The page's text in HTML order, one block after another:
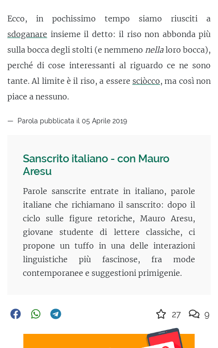
Ecco, in pochissimo tempo siamo riusciti a
sdoganare insieme il detto: il riso non abbonda più
sulla bocca degli stolti (e nemmeno nellaloro bocca),
perché di cose interessanti al riguardo ce ne sono
tante. Al limite è il riso, a essere sciòcco, ma così non
piace a nessuno.
Parola pubblicata il 05 Aprile 2019
Sanscrito italiano - con Mauro
Aresu
Parole sanscrite entrate in italiano, parole
italiane che richiamano il sanscrito: dopo il
ciclo sulle figure retoriche, Mauro Aresu,
giovane studente di lettere classiche, ci
propone un tuffo in una delle interazioni
linguistiche più fascinose, fra mode
contemporanee e suggestioni primigenie.
27 9